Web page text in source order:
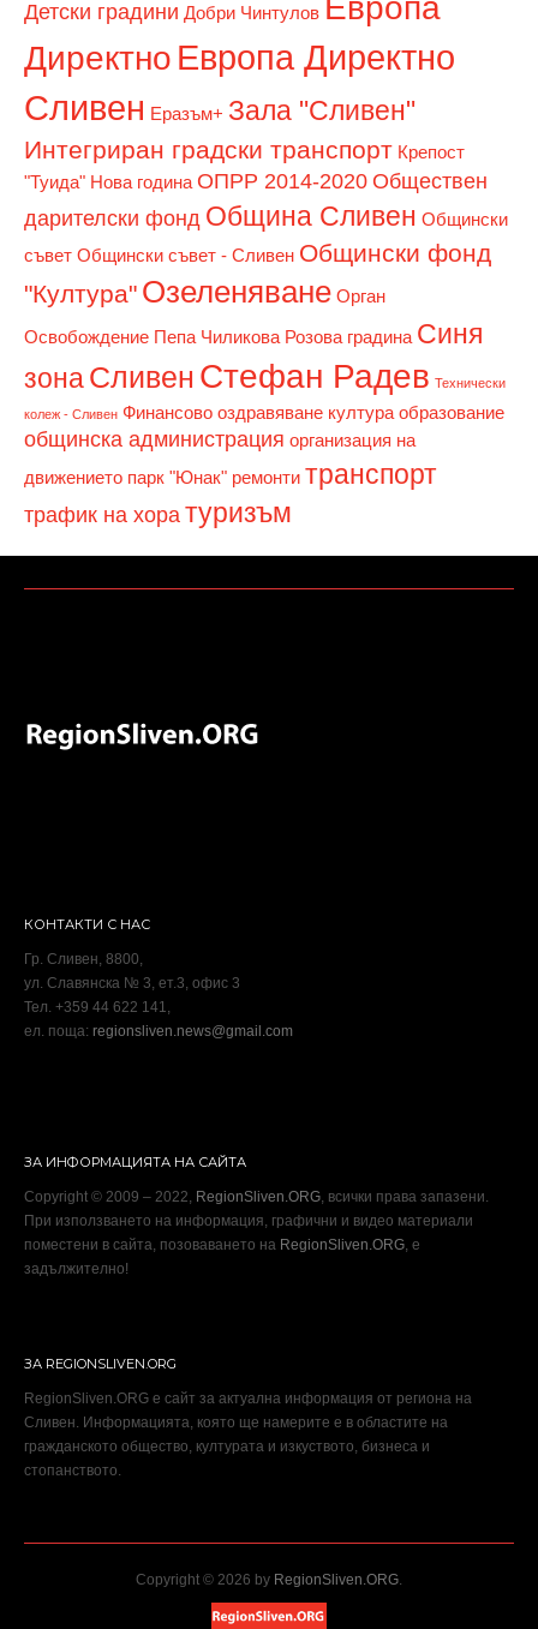
Детски градини Добри Чинтулов Европа
Директно Европа Директно
Сливен Еразъм+ Зала "Сливен"
Интегриран градски транспорт Крепост
"Туида" Нова година ОПРР 2014-2020 Обществен
дарителски фонд Община Сливен Общински
съвет Общински съвет - Сливен Общински фонд
"Култура" Озеленяване Орган
Освобождение Пепа Чиликова Розова градина Синя
зонаСливен Стефан Радев Технически
колеж - Сливен Финансово оздравяване култура образование
общинска администрация организация на
движението парк "Юнак" ремонти транспорт
трафик на хора туризъм
КОНТАКТИ С НАС
Гр. Сливен, 8800,
ул. Славянска № 3, ет.3, офис 3
Тел. +359 44 622 141,
ел. поща: regionsliven.news@gmail.com
ЗА ИНФОРМАЦИЯТА НА САЙТА
Copyright © 2009 – 2022, RegionSliven.ORG , всички права запазени.
При използването на информация, графични и видео материали
поместени в сайта, позоваването на RegionSliven.ORG , е
задължително!
ЗА REGIONSLIVEN.ORG
RegionSliven.ORG е сайт за актуална информация от региона на
Сливен. Информацията, която ще намерите е в областите на
гражданското общество, културата и изкуството, бизнеса и
стопанството.
Copyright © 2026 by RegionSliven.ORG